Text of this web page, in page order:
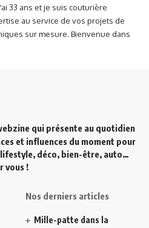
33 ans et je suis couturière
au service de vos projets de
sur mesure. Bienvenue dans
qui présente au quotidien
et influences du moment pour
lifestyle, déco, bien-être, auto…
vous !
Nos derniers articles
Mille-patte dans la